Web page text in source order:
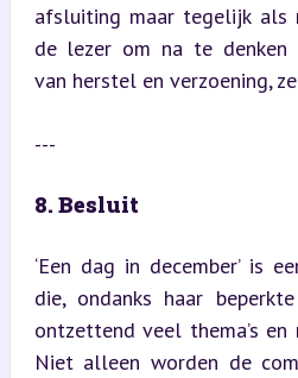
afsluiting maar tegelijk als
de lezer om na te denken
van herstel en verzoening,
---
8. Besluit
‘Een dag in december’ is
die, ondanks haar
ontzettend veel thema’s en
Niet alleen worden de